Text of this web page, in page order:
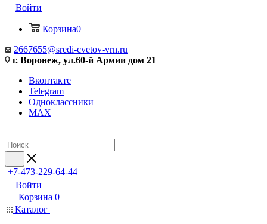
Войти
Корзина0
2667655@sredi-cvetov-vrn.ru
г. Воронеж, ул.60-й Армии дом 21
Вконтакте
Telegram
Одноклассники
MAX
+7-473-229-64-44
Войти
Корзина 0
Каталог